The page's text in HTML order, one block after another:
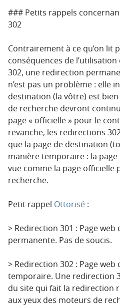
### Petits rappels
302
Contrairement à ce qu’on lit
conséquences de
302, une redirection
n’est pas un problème : elle
destination (la vôtre) est
de recherche devront
page « officielle » pour le
revanche, les redirections
que la page de destination
manière temporaire : la
vue comme la page officielle
recherche.
Petit rappel Ottorisé :
> Redirection 301 : Page web
permanente. Pas de soucis.
> Redirection 302 : Page web
temporaire. Une redirection
du site qui fait la redirection
aux yeux des moteurs de